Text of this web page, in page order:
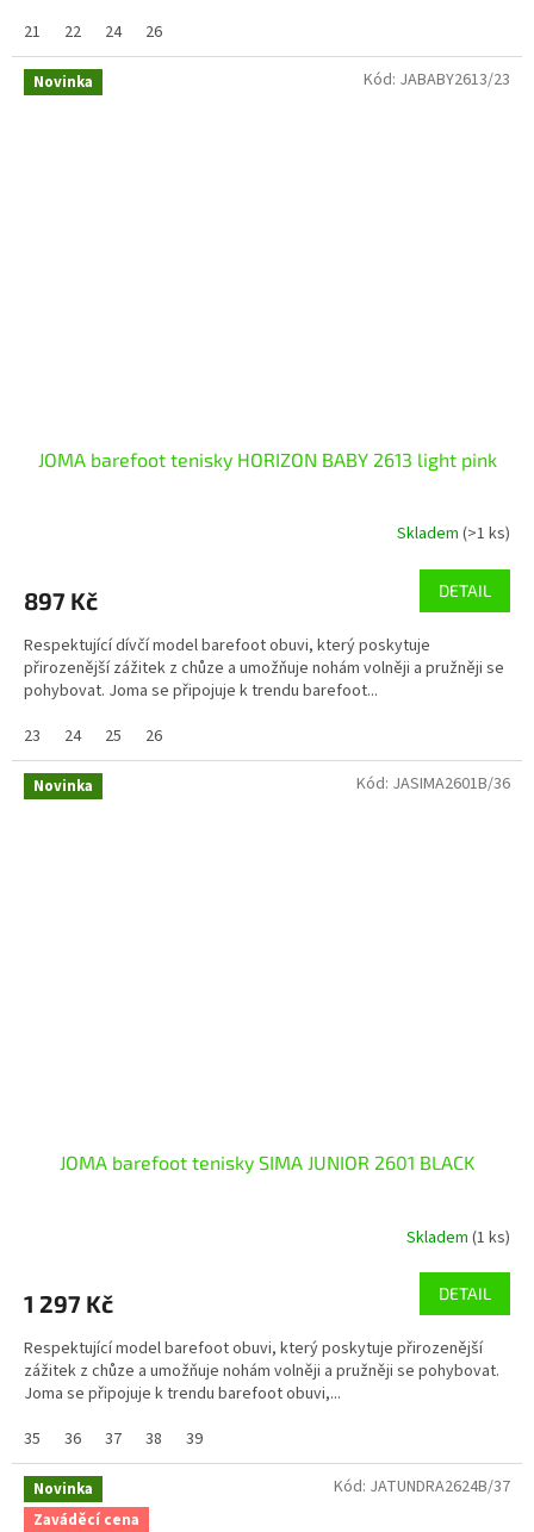
21
22 24 26
Novinka
JOMA barefoot tenisky HORIZON BABY 2613 light pink
Skladem (>1 ks)
897 Kč DETAIL
Respektující dívčí model barefoot obuvi, který poskytuje
přirozenější zážitek z chůze a umožňuje nohám volněji a pružněji se
pohybovat. Joma se připojuje k trendu barefoot...
23
24 25 26
Kód: JABABY2613/23
Novinka
JOMA barefoot tenisky SIMA JUNIOR 2601 BLACK
Skladem (1 ks)
1 297 Kč DETAIL
Respektující model barefoot obuvi, který poskytuje přirozenější
zážitek z chůze a umožňuje nohám volněji a pružněji se pohybovat.
Joma se připojuje k trendu barefoot obuvi,...
35
36 37 38 39
Kód: JASIMA2601B/36
Novinka
Zaváděcí cena
Kód: JATUNDRA2624B/37